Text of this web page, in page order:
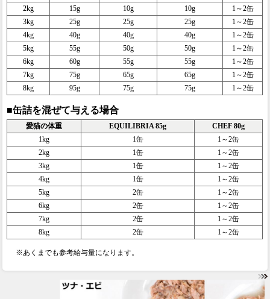
2kg
15g 10g 10g
1～2缶
3kg
25g 25g 25g
1～2缶
4kg
40g 40g 40g
1～2缶
5kg
55g 50g 50g
1～2缶
6kg
60g 55g 55g
1～2缶
7kg
75g 65g 65g
1～2缶
8kg
95g 75g 75g 1～2缶
■缶詰を混ぜて与える場合
愛猫の体重 EQUILIBRIA 85g
CHEF 80g
1kg
1缶
1～2缶
2kg
1缶
1～2缶
3kg
1缶
1～2缶
4kg
1缶
1～2缶
5kg
2缶
1～2缶
6kg
2缶
1～2缶
7kg
2缶
1～2缶
8kg
2缶 1～2缶
※あくまでも参考給与量になります。